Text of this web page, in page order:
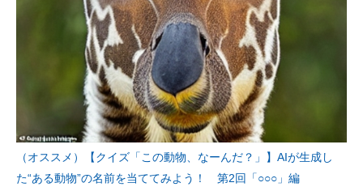
（オススメ）【クイズ「この動物、なーんだ？」】AIが生成し
た“ある動物”の名前を当ててみよう！ 第2回「○○○」編